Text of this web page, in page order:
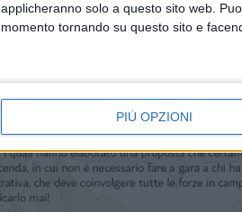
applicheranno solo a questo sito web.
momento tornando su questo sito e
PIÙ OPZIONI